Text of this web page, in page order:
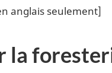
anglais seulement]
la